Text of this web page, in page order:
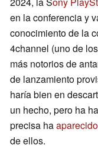
en la conferencia y
conocimiento de la
4channel (uno de
más notorios de
de lanzamiento
haría bien en
un hecho, pero ha
precisa ha
de ellos.